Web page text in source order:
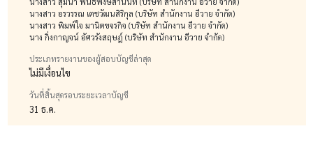
นางสาว อรวรรณ เตชวัฒนสิริกุล (บริษัท สำนักงาน อีวาย จำกัด)
นางสาว พิมพ์ใจ มานิตขจรกิจ (บริษัท สำนักงาน อีวาย จำกัด)
นาง กิ่งกาญจน์ อัศวรังสฤษฎ์ (บริษัท สำนักงาน อีวาย จำกัด)
ประเภทรายงานของผู้สอบบัญชีล่าสุด
ไม่มีเงื่อนไข
วันที่สิ้นสุดรอบระยะเวลาบัญชี
31 ธ.ค.